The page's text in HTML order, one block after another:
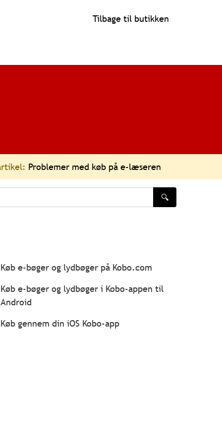
Tilbage til butikken
Problemer med køb på e-læseren
🔍
Køb e-bøger og lydbøger på Kobo.com
Køb e-bøger og lydbøger i Kobo-appen til
Android
Køb gennem din iOS Kobo-app